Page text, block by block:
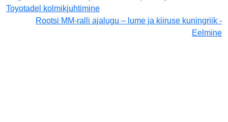
Toyotadel kolmikjuhtimine
Rootsi MM-ralli ajalugu – lume ja kiiruse kuningriik -
Eelmine